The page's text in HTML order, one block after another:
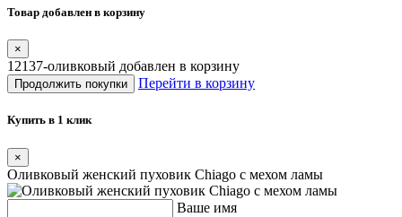
Товар добавлен в корзину
×
12137-оливковый добавлен в корзину
Продолжить покупки Перейти в корзину
Купить в 1 клик
×
Оливковый женский пуховик Chiago с мехом ламы
Ваше имя